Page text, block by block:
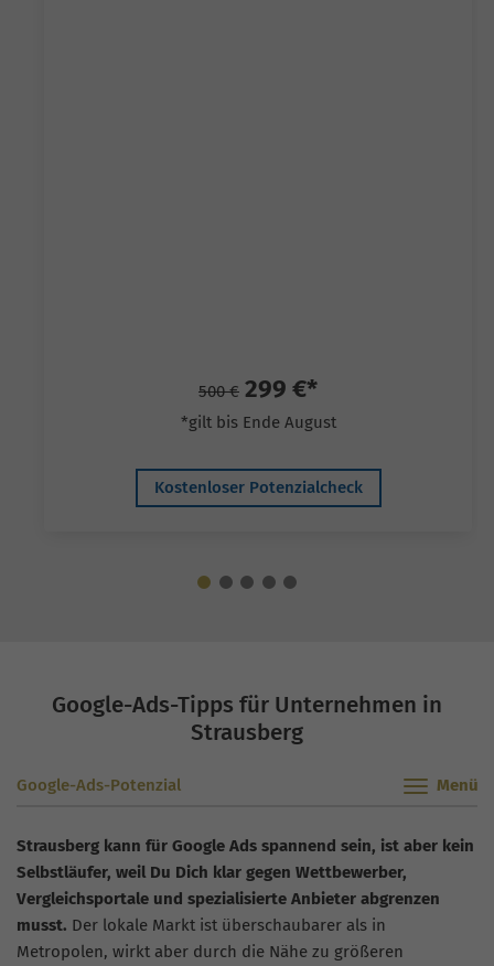
500 € 299 €*
*gilt bis Ende August
Kostenloser Potenzialcheck
Google-Ads-Tipps für Unternehmen in
Strausberg
Google-Ads-Potenzial
Strausberg kann für Google Ads spannend sein, ist aber kein
Selbstläufer, weil Du Dich klar gegen Wettbewerber,
Vergleichsportale und spezialisierte Anbieter abgrenzen
musst. Der lokale Markt ist überschaubarer als in
Metropolen, wirkt aber durch die Nähe zu größeren